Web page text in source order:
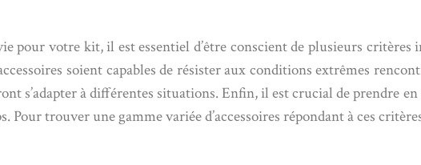
pour votre kit, il est essentiel d’être conscient de plusieurs
soient capables de résister aux conditions extrêmes
s’adapter à différentes situations. Enfin, il est crucial de prendre
Pour trouver une gamme variée d’accessoires répondant à ces